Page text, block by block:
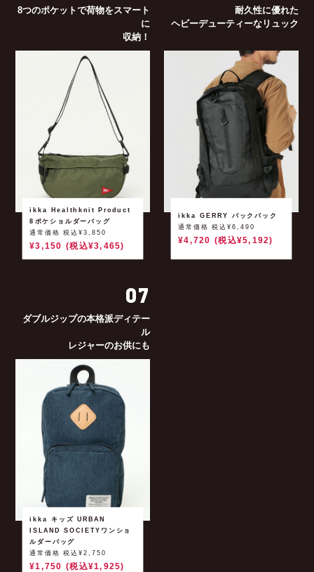
8つのポケットで荷物をスマート
に
収納！
ikka Healthknit Product
8ポケショルダーバッグ
通常価格 税込¥3,850
¥3,150 (税込¥3,465)
耐久性に優れた
ヘビーデューティーなリュック
ikka GERRY バックパック
通常価格 税込¥6,490
¥4,720 (税込¥5,192)
07
ダブルジップの本格派ディテー
ル
レジャーのお供にも
ikka キッズ URBAN
ISLAND SOCIETYワンショ
ルダーバッグ
通常価格 税込¥2,750
¥1,750 (税込¥1,925)